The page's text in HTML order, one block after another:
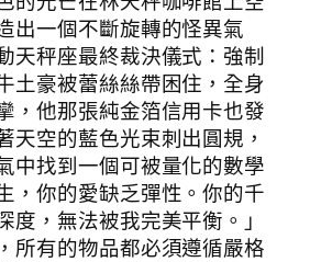
出一個不斷旋轉的怪異氣
天秤座最終裁決儀式：強制
土豪被蕾絲絲帶困住，全身
，他那張純金箔信用卡也發
天空的藍色光束刺出圓規，
中找到一個可被量化的數學
，你的愛缺乏彈性。你的千
度，無法被我完美平衡。」
所有的物品都必須遵循嚴格